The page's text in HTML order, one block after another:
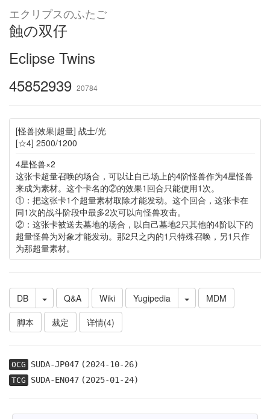
エクリプスのふたご
蝕の双仔
Eclipse Twins
45852939 20784
[怪兽|效果|超量] 战士/光
[☆4] 2500/1200
4星怪兽×2
这张卡超量召唤的场合，可以让自己场上的4阶怪兽作为4星怪兽
来成为素材。这个卡名的②的效果1回合只能使用1次。
①：把这张卡1个超量素材取除才能发动。这个回合，这张卡在
同1次的战斗阶段中最多2次可以向怪兽攻击。
②：这张卡被送去墓地的场合，以自己墓地2只其他的4阶以下的
超量怪兽为对象才能发动。那2只之内的1只特殊召唤，另1只作
为那超量素材。
DB Q&A Wiki Yugipedia
MDM
脚本
裁定 详情(4)
OCG SUDA-JP047(2024-10-26)
TCG SUDA-EN047(2025-01-24)